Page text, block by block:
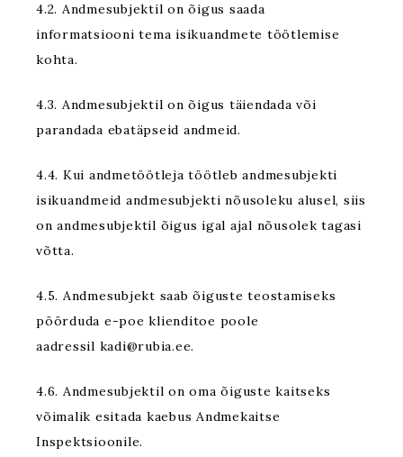
4.2. Andmesubjektil on õigus saada
informatsiooni tema isikuandmete töötlemise
kohta.
4.3. Andmesubjektil on õigus täiendada või
parandada ebatäpseid andmeid.
4.4. Kui andmetöötleja töötleb andmesubjekti
isikuandmeid andmesubjekti nõusoleku alusel, siis
on andmesubjektil õigus igal ajal nõusolek tagasi
võtta.
4.5. Andmesubjekt saab õiguste teostamiseks
pöörduda e-poe klienditoe poole
aadressil kadi@rubia.ee.
4.6. Andmesubjektil on oma õiguste kaitseks
võimalik esitada kaebus Andmekaitse
Inspektsioonile.